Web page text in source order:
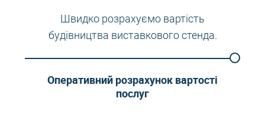
Швидко розрахуємо вартість
будівництва виставкового стенда.
Оперативний розрахунок вартості
послуг